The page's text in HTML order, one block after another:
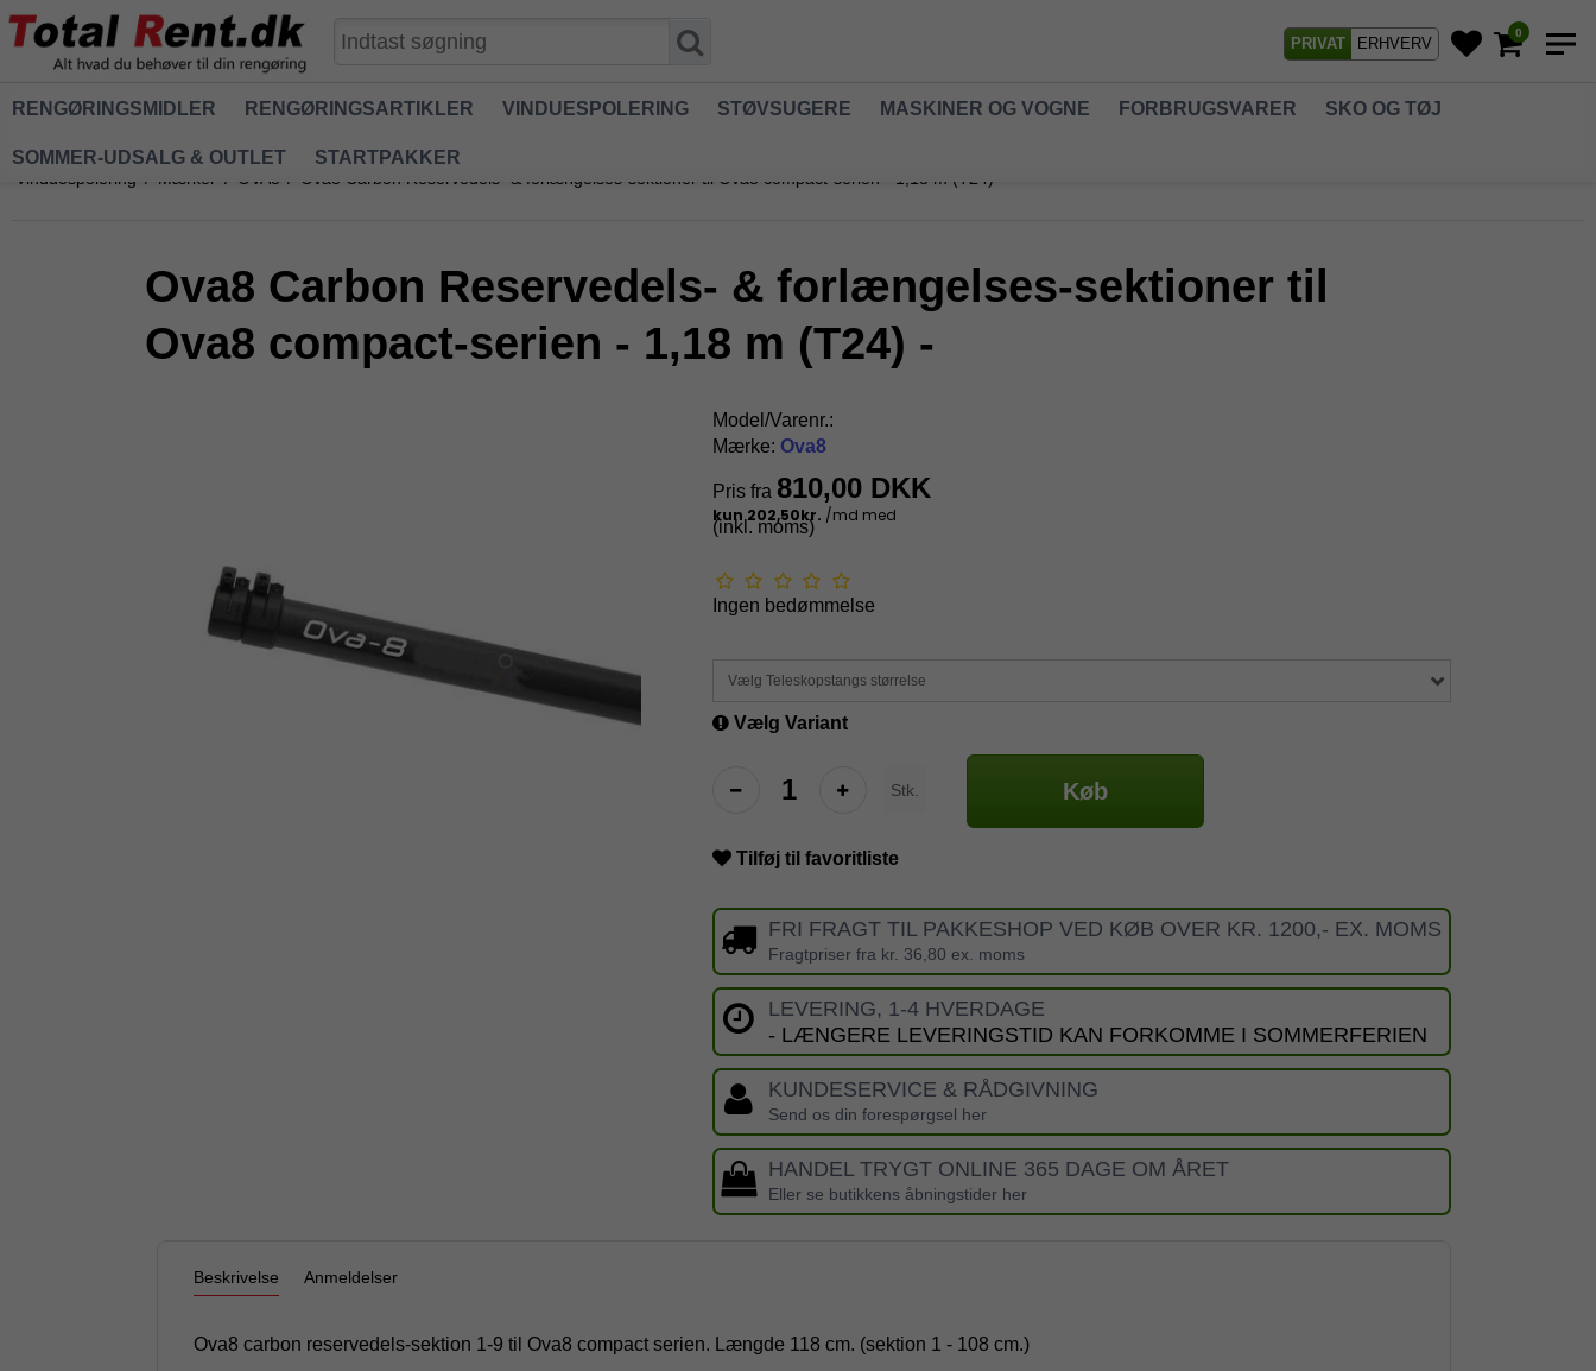
PRIVAT ERHVERV
0
RENGØRINGSMIDLER RENGØRINGSARTIKLER VINDUESPOLERING STØVSUGERE MASKINER OG VOGNE FORBRUGSVARER SKO OG TØJ
SOMMER-UDSALG & OUTLET STARTPAKKER
Vinduespolering / Mærker / OVA8 / Ova8 Carbon Reservedels- & forlængelses-sektioner til Ova8 compact-serien - 1,18 m (T24) -
Ova8 Carbon Reservedels- & forlængelses-sektioner til
Ova8 compact-serien - 1,18 m (T24) -
Model/Varenr.:
Mærke: Ova8
Pris fra 810,00 DKK
(inkl. moms)
Ingen bedømmelse
Vælg Teleskopstangs størrelse
Vælg Variant
Stk. Køb
Tilføj til favoritliste
FRI FRAGT TIL PAKKESHOP VED KØB OVER KR. 1200,- EX. MOMS
Fragtpriser fra kr. 36,80 ex. moms
LEVERING, 1-4 HVERDAGE
- LÆNGERE LEVERINGSTID KAN FORKOMME I SOMMERFERIEN
KUNDESERVICE & RÅDGIVNING
Send os din forespørgsel her
HANDEL TRYGT ONLINE 365 DAGE OM ÅRET
Eller se butikkens åbningstider her
Beskrivelse Anmeldelser
Ova8 carbon reservedels-sektion 1-9 til Ova8 compact serien. Længde 118 cm. (sektion 1 - 108 cm.)